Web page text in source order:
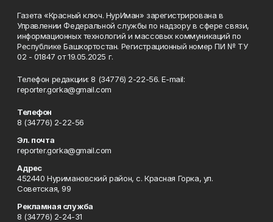
Газета «Красный ключ. НурИман» зарегистрирована в
Управлении Федеральной службы по надзору в сфере связи,
информационных технологий и массовых коммуникаций по
Республике Башкортостан. Регистрационный номер ПИ № ТУ
02 - 01847 от 19.05.2025 г.
Телефон редакции: 8 (34776) 2-22-56. E-mail:
reporter.gorka@gmail.com
Телефон
8 (34776) 2-22-56
Эл. почта
reporter.gorka@gmail.com
Адрес
452440 Нуримановский район, с. Красная Горка, ул.
Советская, 99
Рекламная служба
8 (34776) 2-24-31